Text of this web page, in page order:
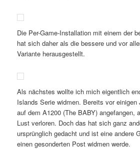
Die Per-Game-Installation mit einem der
hat sich daher als die bessere und vor
Variante herausgestellt.
Als nächstes wollte ich mich eigentlich
Islands Serie widmen. Bereits vor einigen
auf dem A1200 (The BABY) angefangen,
Lust verloren. Doch das hat sich ganz
ursprünglich gedacht und ist eine andere
einen gesonderten Post widmen werde.